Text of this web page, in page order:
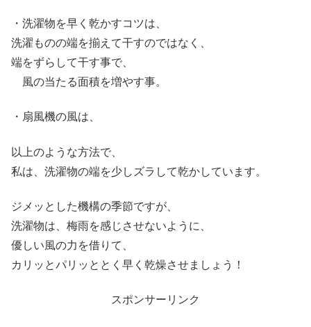
・ 洗濯物を早く乾かすコツは、
洗濯ものの端を揃えて干すのではなく、
端をずらして干す事で、
風の当たる面積を増やす事。
・扇風機の風は、
以上のような方法で、
私は、洗濯物の端を少しズラして乾かしています。
ジメッとした機構の季節ですが、
洗濯物は、梅雨を感じさせないように、
優しい風の力を借りて、
カリッとパリッととく早く乾燥させましょう！
スポンサーリンク